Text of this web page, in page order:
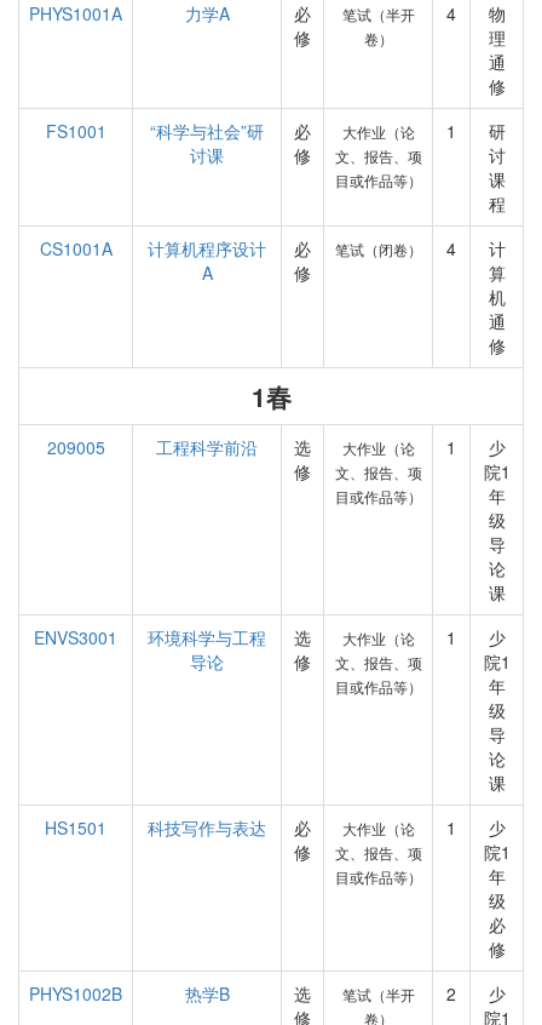
PHYS1001A
力学A
必
修
笔试（半开
卷）
4
物
理
通
修
FS1001
“科学与社会”研
讨课
必
修
大作业（论
文、报告、项
目或作品等）
1
研
讨
课
程
CS1001A
计算机程序设计
A
必
修
笔试（闭卷） 4
计
算
机
通
修
1春
209005 工程科学前沿
选
修
大作业（论
文、报告、项
目或作品等）
1
少
院1
年
级
导
论
课
ENVS3001
环境科学与工程
导论
选
修
大作业（论
文、报告、项
目或作品等）
1
少
院1
年
级
导
论
课
HS1501
科技写作与表达
必
修
大作业（论
文、报告、项
目或作品等）
1
少
院1
年
级
必
修
PHYS1002B
热学B
选
修
笔试（半开
卷）
2
少
院1